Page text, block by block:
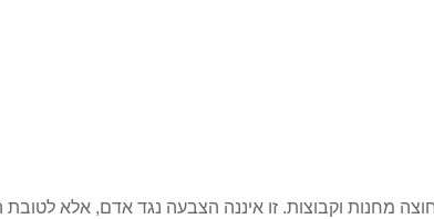
מחנות וקבוצות. זו איננה הצבעה נגד אדם, אלא לטובת